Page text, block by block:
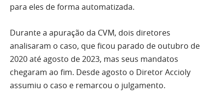
para eles de forma automatizada.
Durante a apuração da CVM, dois diretores
analisaram o caso, que ficou parado de outubro de
2020 até agosto de 2023, mas seus mandatos
chegaram ao fim. Desde agosto o Diretor Accioly
assumiu o caso e remarcou o julgamento.